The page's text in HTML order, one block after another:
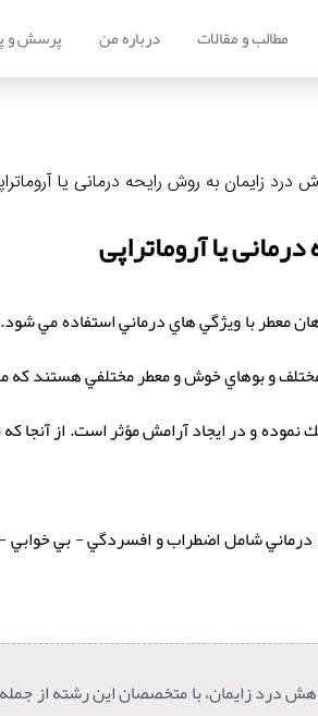
مطالب و مقالات درباره من پرسش و
درد زايمان به روش رايحه درمانی يا
يا آروماتراپی
معطر با ويژگي هاي درماني استفاده مي
و بوهاي خوش و معطر مختلفي هستند كه
و در ايجاد آرامش مؤثر است. از آنجا
درماني شامل اضطراب و افسردگي - بي
درد زایمان، با متخصصان این رشته از